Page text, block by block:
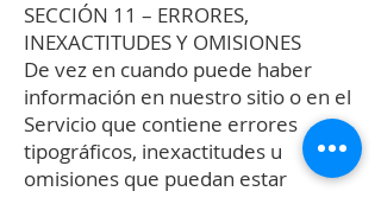
SECCIÓN 11 – ERRORES,
INEXACTITUDES Y OMISIONES
De vez en cuando puede haber
información en nuestro sitio o en el
Servicio que contiene errores
tipográficos, inexactitudes u
omisiones que puedan estar